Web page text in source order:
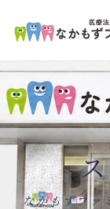
ペ
ー
先
頭
で
コ
ン
テ
ン
コ
ン
ツ
エ
リ
で
す
なかもずファ